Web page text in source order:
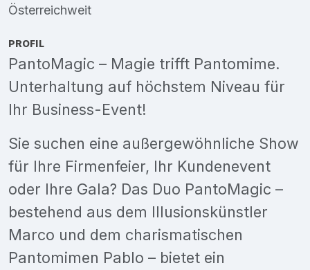
Österreichweit
PROFIL
PantoMagic – Magie trifft Pantomime.
Unterhaltung auf höchstem Niveau für
Ihr Business-Event!
Sie suchen eine außergewöhnliche Show
für Ihre Firmenfeier, Ihr Kundenevent
oder Ihre Gala? Das Duo PantoMagic –
bestehend aus dem Illusionskünstler
Marco und dem charismatischen
Pantomimen Pablo – bietet ein